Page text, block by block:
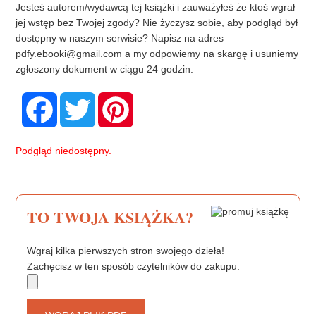
Jesteś autorem/wydawcą tej książki i zauważyłeś że ktoś wgrał
jej wstęp bez Twojej zgody? Nie życzysz sobie, aby podgląd był
dostępny w naszym serwisie? Napisz na adres
pdfy.ebooki@gmail.com a my odpowiemy na skargę i usuniemy
zgłoszony dokument w ciągu 24 godzin.
F
o
T
w
e
Podgląd niedostępny.
TO TWOJA KSIĄŻKA?
Wgraj kilka pierwszych stron swojego dzieła!
Zachęcisz w ten sposób czytelników do zakupu.